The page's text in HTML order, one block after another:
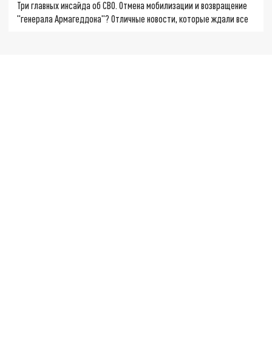
Три главных инсайда об СВО. Отмена мобилизации и возвращение
"генерала Армагеддона"? Отличные новости, которые ждали все